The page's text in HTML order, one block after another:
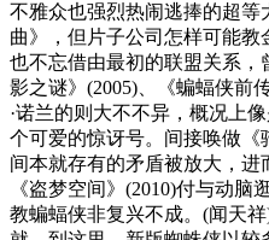
不雅众也强烈热闹逃捧的超
曲》，但片子公司怎样可能教
也不忘借由最初的联盟关系，
影之谜》(2005)、《蝙蝠侠前
·诺兰的则大不不异，概况上
个可爱的惊讶号。间接唤做《
间本就存有的矛盾被放大，
《盗梦空间》(2010)付与动
教蝙蝠侠非复兴不成。(闻天